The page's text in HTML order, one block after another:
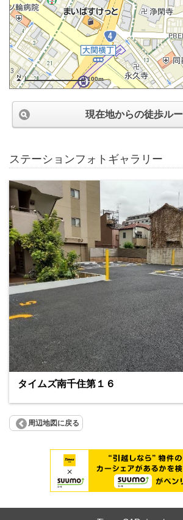
100m
現在地からの徒歩ル
ステーションフォトギャラリー
タイムズ南千住第１６
周辺地図に戻る